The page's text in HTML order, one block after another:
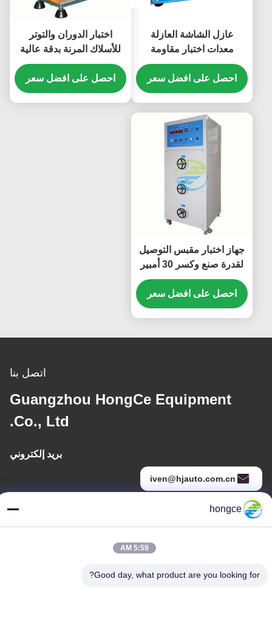
عازل الشاشة العازلة
معدات اختبار مقاومة
الحرارة غير الطبيعية
احصل على افضل سعر
اختبار الدوران والتوتر
للأسلاك المرنة بدقة عالية
لامتثال تخفيف الضغط في
المقبس واختبار القوة
الميكانيكية
احصل على افضل سعر
جهاز اختبار مقبس التوصيل
لقدرة صنع وكسر 30 أمبير
300 فولت ومعدات اختبار
حمل التشغيل العادي
احصل على افضل سعر
اتصل بنا
Guangzhou HongCe Equipment
Co., Ltd.
بريد إلكتروني
iven@hjauto.com.cn
عنواننا
hongce
5:59 AM
Good day, what product are you looking for?